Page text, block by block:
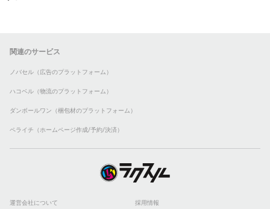
関連のサービス
ノバセル（広告のプラットフォーム）
ハコベル（物流のプラットフォーム）
ダンボールワン（梱包材のプラットフォーム）
ペライチ（ホームページ作成/予約/決済）
運営会社について 採用情報